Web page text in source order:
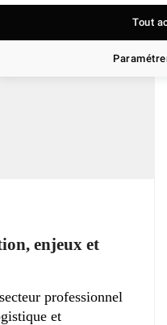
enjeux et
professionnel
et
Tout